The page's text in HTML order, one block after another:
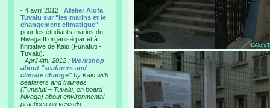
- 4 avril 2012 : Atelier Alofa
Tuvalu sur "les marins et le
changement climatique"
pour les étudiants marins du
Nivaga II organisé par et à
l'initiative de Kaio (Funafuti -
Tuvalu).
- April 4th, 2012 : Workshop
about "seafarers and
climate change"by Kaio with
seafarers and trainees
(Funafuti – Tuvalu, on board
Nivaga) about environmental
practices on vessels.